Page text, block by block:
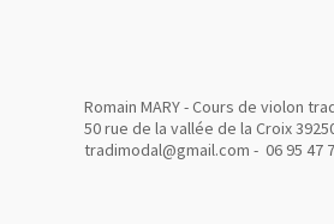
Romain MARY - Cours de violon
50 rue de la vallée de la Croix
tradimodal@gmail.com - 06 95 47